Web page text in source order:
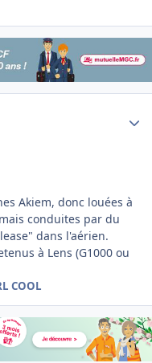
Akiem, donc louées à
conduites par du
dans l'aérien.
à Lens (G1000 ou
COOL